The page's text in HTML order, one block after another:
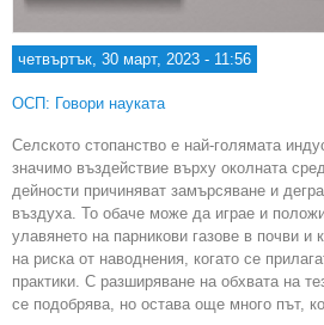
четвъртък, 30 март, 2023 - 11:56
ОСП: Говори науката
Селското стопанство е най-голямата
значимо въздействие върху околната
дейности причиняват замърсяване и
въздуха. То обаче може да играе и
улавянето на парникови газове в почви и
на риска от наводнения, когато се
практики. С разширяване на обхвата на
се подобрява, но остава още много път,